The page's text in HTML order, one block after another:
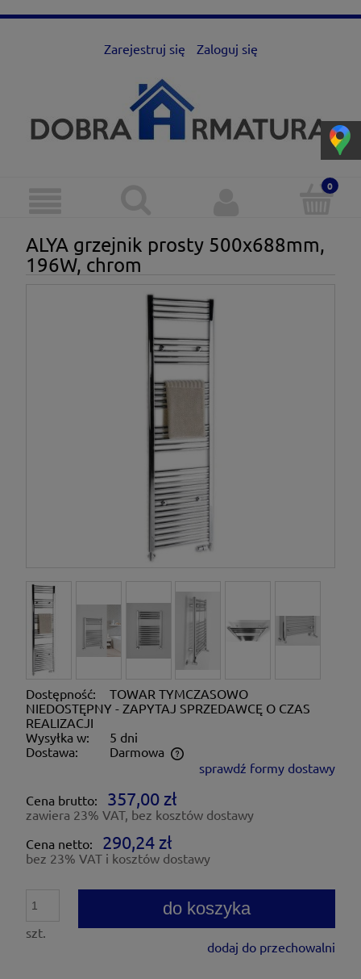
Zarejestruj się Zaloguj się
ALYA grzejnik prosty 500x688mm,
196W, chrom
Dostępność:
TOWAR TYMCZASOWO
NIEDOSTĘPNY - ZAPYTAJ SPRZEDAWCĘ O CZAS
REALIZACJI
Wysyłka w:
5 dni
Dostawa:
Darmowa
Cena nie zawiera ewentualnych kosztów płatności
sprawdź formy dostawy
Cena brutto:
357,00 zł
zawiera 23% VAT, bez kosztów dostawy
Cena netto:
290,24 zł
bez 23% VAT i kosztów dostawy
szt.
do koszyka
dodaj do przechowalni